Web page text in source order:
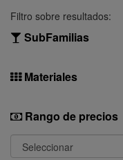
Filtro sobre resultados:
SubFamilias
Materiales
Rango de precios